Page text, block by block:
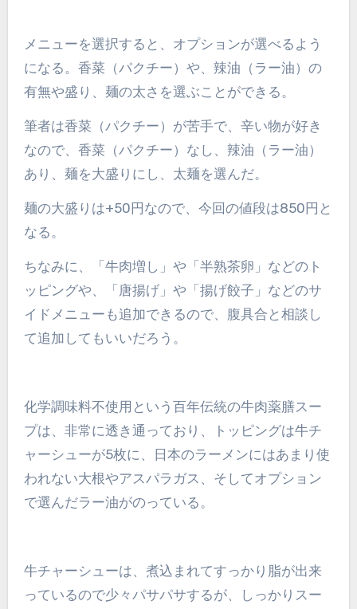
メニューを選択すると、オプションが選べるよう
になる。香菜（パクチー）や、辣油（ラー油）の
有無や盛り、麺の太さを選ぶことができる。
筆者は香菜（パクチー）が苦手で、辛い物が好き
なので、香菜（パクチー）なし、辣油（ラー油）
あり、麺を大盛りにし、太麺を選んだ。
麺の大盛りは+50円なので、今回の値段は850円と
なる。
ちなみに、「牛肉増し」や「半熟茶卵」などのト
ッピングや、「唐揚げ」や「揚げ餃子」などのサ
イドメニューも追加できるので、腹具合と相談し
て追加してもいいだろう。
化学調味料不使用という百年伝統の牛肉薬膳スー
プは、非常に透き通っており、トッピングは牛チ
ャーシューが5枚に、日本のラーメンにはあまり使
われない大根やアスパラガス、そしてオプション
で選んだラー油がのっている。
牛チャーシューは、煮込まれてすっかり脂が出来
っているので少々パサパサするが、しっかりスー